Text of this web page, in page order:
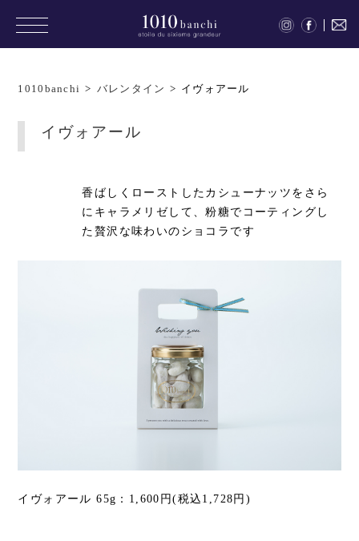
1010banchi > バレンタイン > イヴォアール
イヴォアール
香ばしくローストしたカシューナッツをさら
にキャラメリゼして、粉糖でコーティングし
た贅沢な味わいのショコラです
イヴォアール 65g：1,600円(税込1,728円)